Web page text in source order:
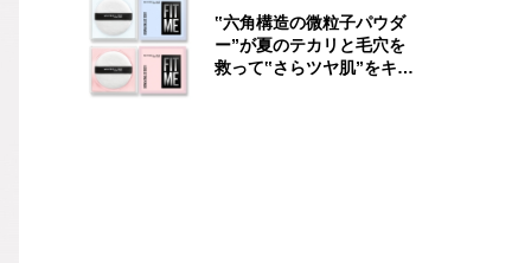
‟六角構造の微粒子パウダ
ー”が夏のテカリと毛穴を
救って‟さらツヤ肌”をキー